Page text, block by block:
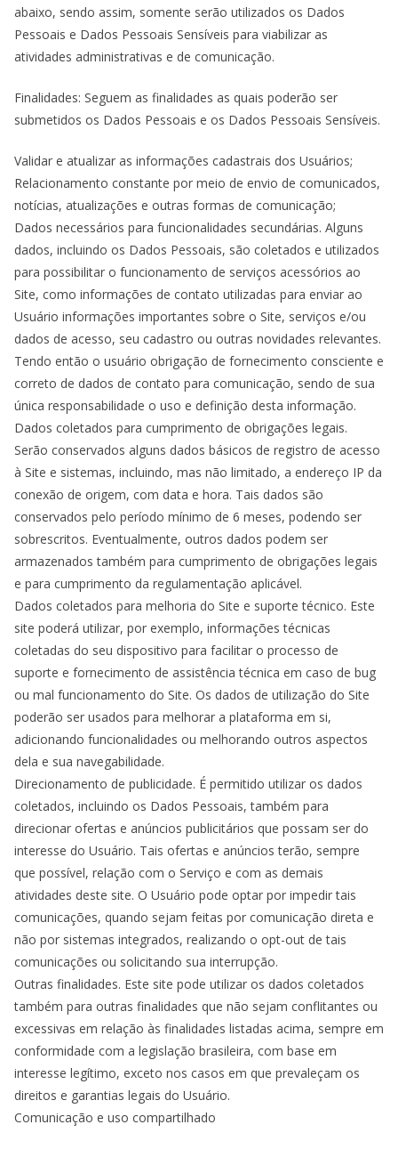
abaixo, sendo assim, somente serão utilizados os Dados
Pessoais e Dados Pessoais Sensíveis para viabilizar as
atividades administrativas e de comunicação.
Finalidades: Seguem as finalidades as quais poderão ser
submetidos os Dados Pessoais e os Dados Pessoais Sensíveis.
Validar e atualizar as informações cadastrais dos Usuários;
Relacionamento constante por meio de envio de comunicados,
notícias, atualizações e outras formas de comunicação;
Dados necessários para funcionalidades secundárias. Alguns
dados, incluindo os Dados Pessoais, são coletados e utilizados
para possibilitar o funcionamento de serviços acessórios ao
Site, como informações de contato utilizadas para enviar ao
Usuário informações importantes sobre o Site, serviços e/ou
dados de acesso, seu cadastro ou outras novidades relevantes.
Tendo então o usuário obrigação de fornecimento consciente e
correto de dados de contato para comunicação, sendo de sua
única responsabilidade o uso e definição desta informação.
Dados coletados para cumprimento de obrigações legais.
Serão conservados alguns dados básicos de registro de acesso
à Site e sistemas, incluindo, mas não limitado, a endereço IP da
conexão de origem, com data e hora. Tais dados são
conservados pelo período mínimo de 6 meses, podendo ser
sobrescritos. Eventualmente, outros dados podem ser
armazenados também para cumprimento de obrigações legais
e para cumprimento da regulamentação aplicável.
Dados coletados para melhoria do Site e suporte técnico. Este
site poderá utilizar, por exemplo, informações técnicas
coletadas do seu dispositivo para facilitar o processo de
suporte e fornecimento de assistência técnica em caso de bug
ou mal funcionamento do Site. Os dados de utilização do Site
poderão ser usados para melhorar a plataforma em si,
adicionando funcionalidades ou melhorando outros aspectos
dela e sua navegabilidade.
Direcionamento de publicidade. É permitido utilizar os dados
coletados, incluindo os Dados Pessoais, também para
direcionar ofertas e anúncios publicitários que possam ser do
interesse do Usuário. Tais ofertas e anúncios terão, sempre
que possível, relação com o Serviço e com as demais
atividades deste site. O Usuário pode optar por impedir tais
comunicações, quando sejam feitas por comunicação direta e
não por sistemas integrados, realizando o opt-out de tais
comunicações ou solicitando sua interrupção.
Outras finalidades. Este site pode utilizar os dados coletados
também para outras finalidades que não sejam conflitantes ou
excessivas em relação às finalidades listadas acima, sempre em
conformidade com a legislação brasileira, com base em
interesse legítimo, exceto nos casos em que prevaleçam os
direitos e garantias legais do Usuário.
Comunicação e uso compartilhado